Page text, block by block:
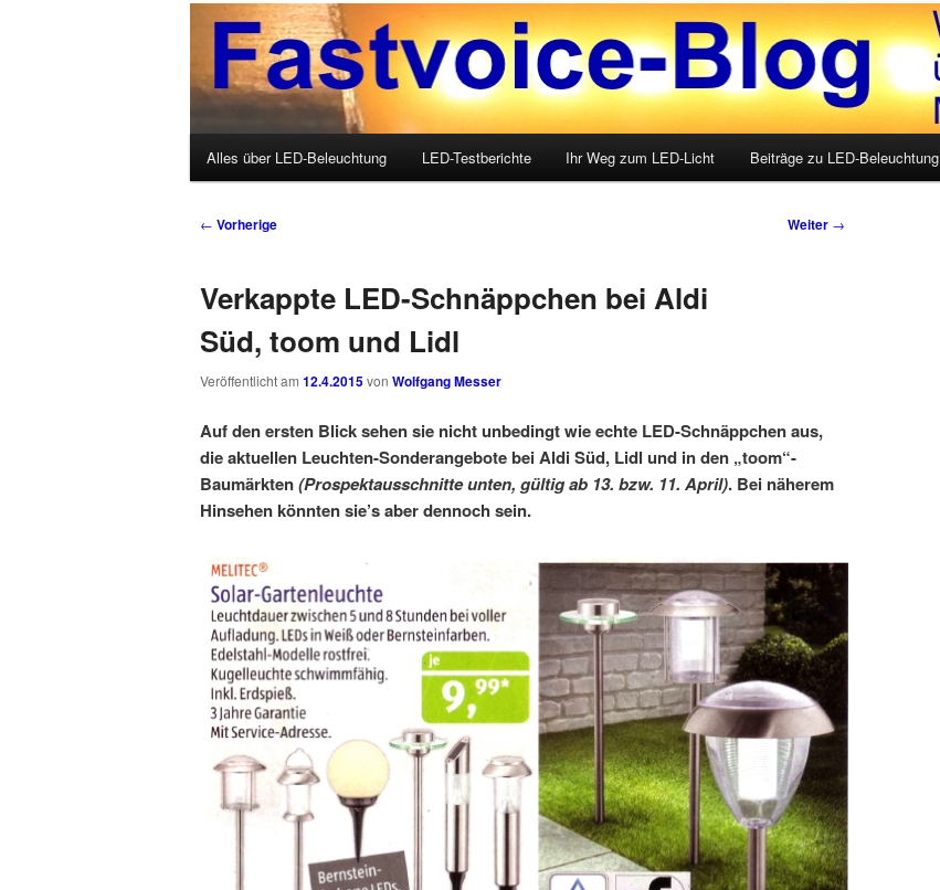
Fastvoice-Blog
Wolfgang Messer über LED, OLED, Medien und mehr
Hauptmenü
Zum Inhalt wechseln
Zum sekundären Inhalt wechseln
Alles über LED-Beleuchtung LED-Testberichte Ihr Weg zum LED-Licht Beiträge zu LED-Beleuchtung
Beitrags-Navigation
← Vorherige Weiter →
Verkappte LED-Schnäppchen bei Aldi
Süd, toom und Lidl
Veröffentlicht am 12.4.2015von Wolfgang Messer
Auf den ersten Blick sehen sie nicht unbedingt wie echte LED-Schnäppchen aus,
die aktuellen Leuchten-Sonderangebote bei Aldi Süd, Lidl und in den „toom“-
Baumärkten(Prospektausschnitte unten, gültig ab 13. bzw. 11. April). Bei näherem
Hinsehen könnten sie’s aber dennoch sein.